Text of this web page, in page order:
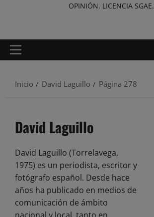
OPINIÓN. LICENCIA SGAE.
Menú
Inicio
David Laguillo Página 278
David Laguillo
David Laguillo (Torrelavega,
1975) es un periodista, escritor y
fotógrafo español. Desde hace
años ha publicado en medios de
comunicación de ámbito